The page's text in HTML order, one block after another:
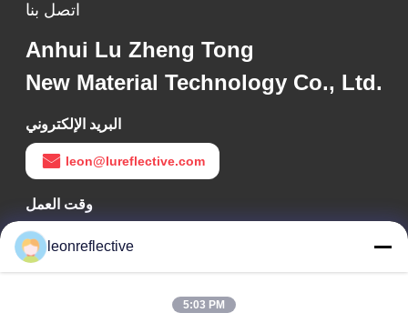
اتصل بنا
Anhui Lu Zheng Tong
New Material Technology Co., Ltd.
البريد الإلكتروني
leon@lureflective.com
وقت العمل
9:00-18:00
عنواننا
leonreflective
5:03 PM